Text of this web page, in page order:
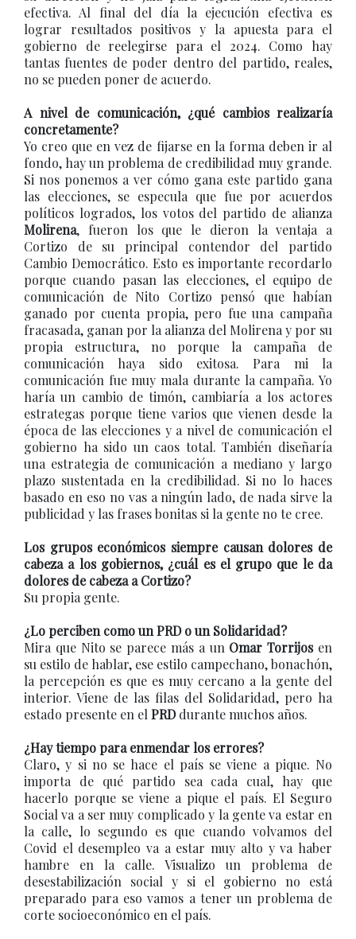
efectiva. Al final del día la ejecución efectiva es
lograr resultados positivos y la apuesta para el
gobierno de reelegirse para el 2024. Como hay
tantas fuentes de poder dentro del partido, reales,
no se pueden poner de acuerdo.
A nivel de comunicación, ¿qué cambios realizaría
concretamente?
Yo creo que en vez de fijarse en la forma deben ir al
fondo, hay un problema de credibilidad muy grande.
Si nos ponemos a ver cómo gana este partido gana
las elecciones, se especula que fue por acuerdos
políticos logrados, los votos del partido de alianza
Molirena, fueron los que le dieron la ventaja a
Cortizo de su principal contendor del partido
Cambio Democrático. Esto es importante recordarlo
porque cuando pasan las elecciones, el equipo de
comunicación de Nito Cortizo pensó que habían
ganado por cuenta propia, pero fue una campaña
fracasada, ganan por la alianza del Molirena y por su
propia estructura, no porque la campaña de
comunicación haya sido exitosa. Para mi la
comunicación fue muy mala durante la campaña. Yo
haría un cambio de timón, cambiaría a los actores
estrategas porque tiene varios que vienen desde la
época de las elecciones y a nivel de comunicación el
gobierno ha sido un caos total. También diseñaría
una estrategia de comunicación a mediano y largo
plazo sustentada en la credibilidad. Si no lo haces
basado en eso no vas a ningún lado, de nada sirve la
publicidad y las frases bonitas si la gente no te cree.
Los grupos económicos siempre causan dolores de
cabeza a los gobiernos, ¿cuál es el grupo que le da
dolores de cabeza a Cortizo?
Su propia gente.
¿Lo perciben como un PRD o un Solidaridad?
Mira que Nito se parece más a un Omar Torrijosen
su estilo de hablar, ese estilo campechano, bonachón,
la percepción es que es muy cercano a la gente del
interior. Viene de las filas del Solidaridad, pero ha
estado presente en el PRDdurante muchos años.
¿Hay tiempo para enmendar los errores?
Claro, y si no se hace el país se viene a pique. No
importa de qué partido sea cada cual, hay que
hacerlo porque se viene a pique el país. El Seguro
Social va a ser muy complicado y la gente va estar en
la calle, lo segundo es que cuando volvamos del
Covid el desempleo va a estar muy alto y va haber
hambre en la calle. Visualizo un problema de
desestabilización social y si el gobierno no está
preparado para eso vamos a tener un problema de
corte socioeconómico en el país.